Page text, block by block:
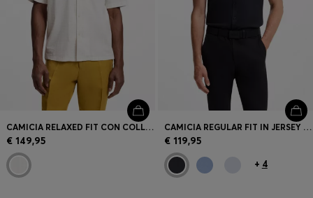
CAMICIA RELAXED FIT CON COLLETTO APERTO IN POPELINE DI COTONE ELASTICIZZATO
€ 149,95
CAMICIA REGULAR FIT IN JERSEY DI COTONE RESISTENTE ALLE RUGHE
€ 119,95
+ 4